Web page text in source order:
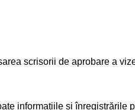
scrisorii de aprobare a
informațiile și înregistrările